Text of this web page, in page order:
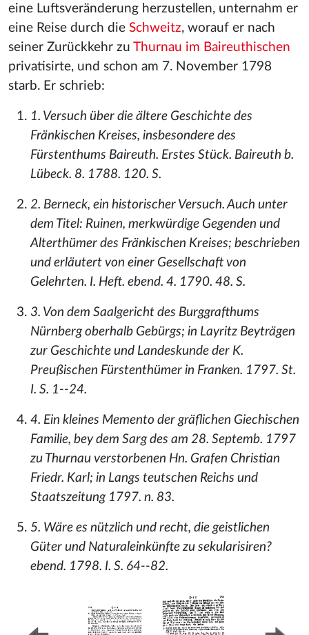
eine Luftsveränderung herzustellen, unternahm er
eine Reise durch die Schweitz, worauf er nach
seiner Zurückkehr zu Thurnau im Baireuthischen
privatisirte, und schon am 7. November 1798
starb. Er schrieb:
1. Versuch über die ältere Geschichte des
Fränkischen Kreises, insbesondere des
Fürstenthums Baireuth. Erstes Stück. Baireuth b.
Lübeck. 8. 1788. 120. S.
2. Berneck, ein historischer Versuch. Auch unter
dem Titel: Ruinen, merkwürdige Gegenden und
Alterthümer des Fränkischen Kreises; beschrieben
und erläutert von einer Gesellschaft von
Gelehrten. I. Heft. ebend. 4. 1790. 48. S.
3. Von dem Saalgericht des Burggrafthums
Nürnberg oberhalb Gebürgs; in Layritz Beyträgen
zur Geschichte und Landeskunde der K.
Preußischen Fürstenthümer in Franken. 1797. St.
I. S. 1--24.
4. Ein kleines Memento der gräflichen Giechischen
Familie, bey dem Sarg des am 28. Septemb. 1797
zu Thurnau verstorbenen Hn. Grafen Christian
Friedr. Karl; in Langs teutschen Reichs und
Staatszeitung 1797. n. 83.
5. Wäre es nützlich und recht, die geistlichen
Güter und Naturaleinkünfte zu sekularisiren?
ebend. 1798. I. S. 64--82.